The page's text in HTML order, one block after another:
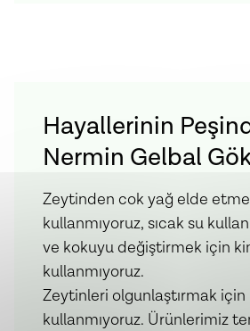
Hayallerinin
Nermin Gelbal
Zeytinden cok yağ elde
kullanmıyoruz, sıcak su
ve kokuyu değiştirmek için
kullanmıyoruz.
Zeytinleri olgunlaştırmak
kullanmıyoruz. Ürünlerimiz